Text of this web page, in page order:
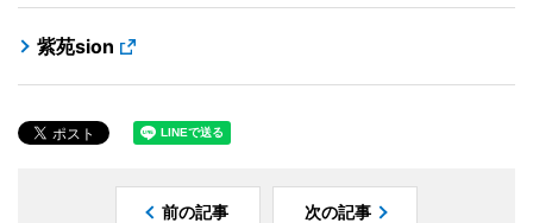
紫苑sion
前の記事 次の記事